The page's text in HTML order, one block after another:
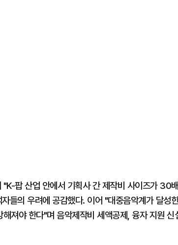
"K-팝 산업 안에서 기획사 간 제작비 사이즈가 30
들의 우려에 공감했다. 이어 "대중음악계가 달성
져야 한다"며 음악제작비 세액공제, 융자 지원